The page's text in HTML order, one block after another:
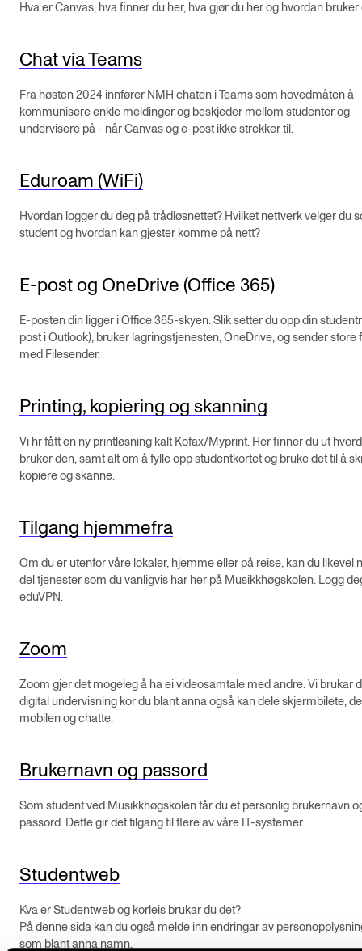
PRAKTISK
Canvas
Sibelius – Notation Software
Semesterregistrering
STUDENTLIV
Læringsressurser
Si ifra!
Utveksling og reiser
Velferd og helse
Mangfold og likestilling
AKTUELT
Nyheter for studenter
Kontaktpunkt
Studentutvalet SUT
Organisasjon
Hvem gjør hva i administrasjonen?
Hva er Canvas, hva finner du her, hva gjør du her og hvordan bruker
Chat via Teams
Fra høsten 2024 innfører NMH chaten i Teams som hovedmåten å
kommunisere enkle meldinger og beskjeder mellom studenter og
undervisere på - når Canvas og e-post ikke strekker til.
Eduroam (WiFi)
Hvordan logger du deg på trådløsnettet? Hvilket nettverk velger du
student og hvordan kan gjester komme på nett?
E-post og OneDrive (Office 365)
E-posten din ligger i Office 365-skyen. Slik setter du opp din
post i Outlook), bruker lagringstjenesten, OneDrive, og sender store
med Filesender.
Printing, kopiering og skanning
Vi hr fått en ny printløsning kalt Kofax/Myprint. Her finner du ut
bruker den, samt alt om å fylle opp studentkortet og bruke det til å
kopiere og skanne.
Tilgang hjemmefra
Om du er utenfor våre lokaler, hjemme eller på reise, kan du likevel
del tjenester som du vanligvis har her på Musikkhøgskolen. Logg
eduVPN.
Zoom
Zoom gjer det mogeleg å ha ei videosamtale med andre. Vi brukar
digital undervisning kor du blant anna også kan dele skjermbilete,
mobilen og chatte.
Brukernavn og passord
Som student ved Musikkhøgskolen får du et personlig brukernavn
passord. Dette gir det tilgang til flere av våre IT-systemer.
Studentweb
Kva er Studentweb og korleis brukar du det?
På denne sida kan du også melde inn endringar av
som blant anna namn.